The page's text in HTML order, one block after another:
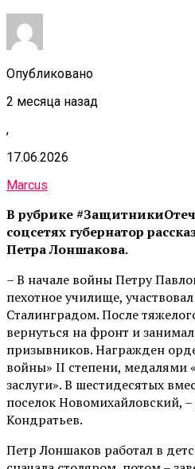
Опубликовано
2 месяца назад
,
17.06.2026
Marcus
В рубрике
соцсетях губернатор
Петра Лоншакова.
– В начале войны Петру
пехотное училище,
Сталинградом. После
вернуться на фронт и
призывников. Награжден
войны» II степени, медалями
заслуги». В шестидесятых
поселок Новомихайловский,
Кондратьев.
Петр Лоншаков работал в